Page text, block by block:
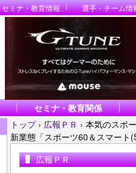
セミナ・教育情報 選手・チーム情
セミナ・教育関係
トップ › 広報ＰＲ › 本気のスポ
新業態「スポーツ60＆スマート
広報ＰＲ